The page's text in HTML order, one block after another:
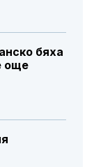
бяха
още